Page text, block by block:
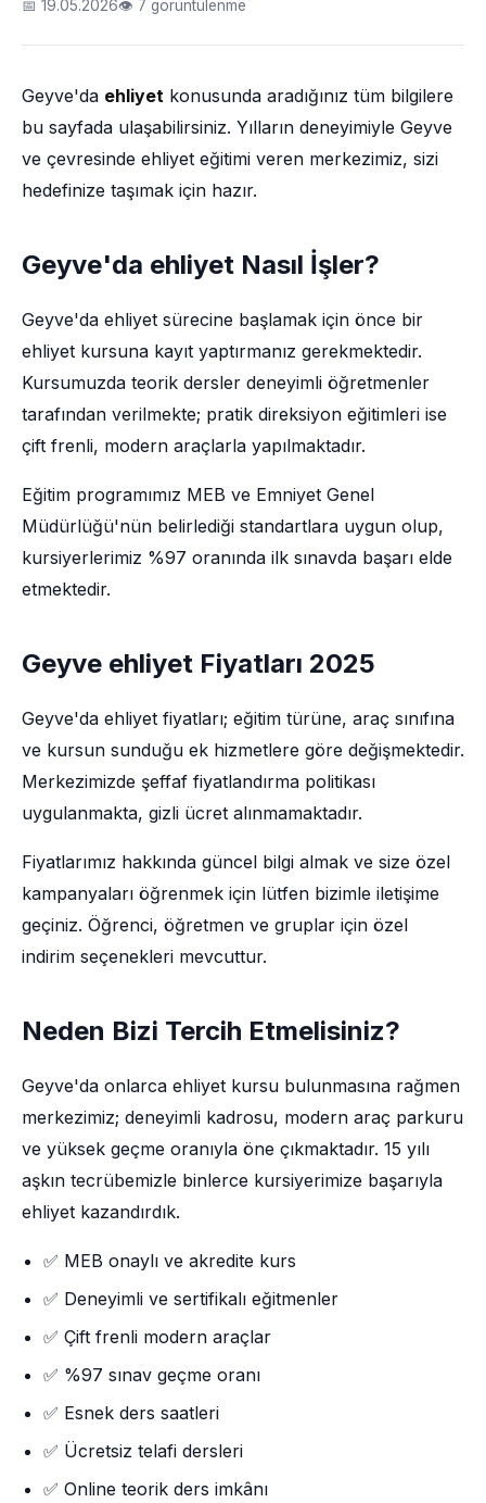
📅 19.05.2026👁 7 görüntülenme
Geyve'da ehliyet konusunda aradığınız tüm bilgilere
bu sayfada ulaşabilirsiniz. Yılların deneyimiyle Geyve
ve çevresinde ehliyet eğitimi veren merkezimiz, sizi
hedefinize taşımak için hazır.
Geyve'da ehliyet Nasıl İşler?
Geyve'da ehliyet sürecine başlamak için önce bir
ehliyet kursuna kayıt yaptırmanız gerekmektedir.
Kursumuzda teorik dersler deneyimli öğretmenler
tarafından verilmekte; pratik direksiyon eğitimleri ise
çift frenli, modern araçlarla yapılmaktadır.
Eğitim programımız MEB ve Emniyet Genel
Müdürlüğü'nün belirlediği standartlara uygun olup,
kursiyerlerimiz %97 oranında ilk sınavda başarı elde
etmektedir.
Geyve ehliyet Fiyatları 2025
Geyve'da ehliyet fiyatları; eğitim türüne, araç sınıfına
ve kursun sunduğu ek hizmetlere göre değişmektedir.
Merkezimizde şeffaf fiyatlandırma politikası
uygulanmakta, gizli ücret alınmamaktadır.
Fiyatlarımız hakkında güncel bilgi almak ve size özel
kampanyaları öğrenmek için lütfen bizimle iletişime
geçiniz. Öğrenci, öğretmen ve gruplar için özel
indirim seçenekleri mevcuttur.
Neden Bizi Tercih Etmelisiniz?
Geyve'da onlarca ehliyet kursu bulunmasına rağmen
merkezimiz; deneyimli kadrosu, modern araç parkuru
ve yüksek geçme oranıyla öne çıkmaktadır. 15 yılı
aşkın tecrübemizle binlerce kursiyerimize başarıyla
ehliyet kazandırdık.
✅ MEB onaylı ve akredite kurs
✅ Deneyimli ve sertifikalı eğitmenler
✅ Çift frenli modern araçlar
✅ %97 sınav geçme oranı
✅ Esnek ders saatleri
✅ Ücretsiz telafi dersleri
✅ Online teorik ders imkânı